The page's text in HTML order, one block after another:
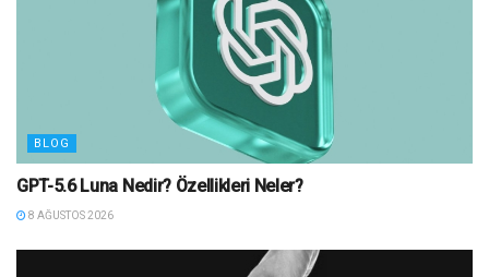
BLOG
GPT-5.6 Luna Nedir? Özellikleri Neler?
8 AĞUSTOS 2026